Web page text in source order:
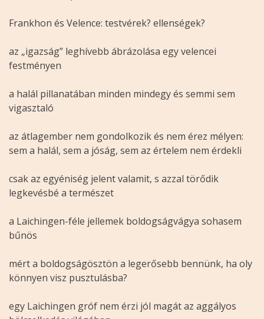
Frankhon és Velence: testvérek? ellenségek?
az „igazság” leghívebb ábrázolása egy velencei
festményen
a halál pillanatában minden mindegy és semmi sem
vigasztaló
az átlagember nem gondolkozik és nem érez mélyen:
sem a halál, sem a jóság, sem az értelem nem érdekli
csak az egyéniség jelent valamit, s azzal törődik
legkevésbé a természet
a Laichingen-féle jellemek boldogságvágya sohasem
bűnös
mért a boldogságösztön a legerősebb bennünk, ha oly
könnyen visz pusztulásba?
egy Laichingen gróf nem érzi jól magát az aggályos